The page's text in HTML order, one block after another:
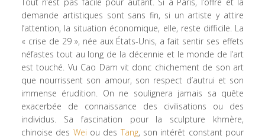
demande artistiques sont sans fin, si un artiste y attire
l’attention, la situation économique, elle, reste difficile. La
« crise de 29 », née aux États-Unis, a fait sentir ses effets
néfastes tout au long de la décennie et le monde de l’art
est touché. Vu Cao Dam vit donc chichement de son art
que nourrissent son amour, son respect d’autrui et son
immense érudition. On ne soulignera jamais sa quête
exacerbée de connaissance des civilisations ou des
individus. Sa fascination pour la sculpture khmère,
chinoise des Wei ou des Tang, son intérêt constant pour